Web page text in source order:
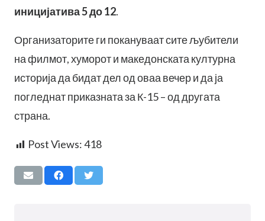
иницијатива 5 до 12.
Организаторите ги покануваат сите љубители
на филмот, хуморот и македонската културна
историја да бидат дел од оваа вечер и да ја
погледнат приказната за К-15 – од другата
страна.
Post Views:418